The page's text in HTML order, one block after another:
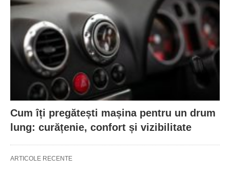
Cum îți pregătești mașina pentru un drum
lung: curățenie, confort și vizibilitate
ARTICOLE RECENTE